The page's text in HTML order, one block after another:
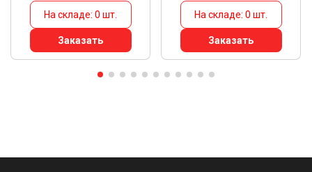
На складе: 0 шт.
Заказать
На складе: 0 шт.
Заказать